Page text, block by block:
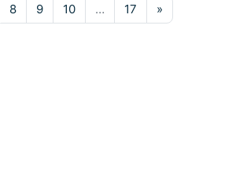
7
8Pàgina 8
9Pàgina 9
10Pàgina 10
… 17 Pàgina 17
»